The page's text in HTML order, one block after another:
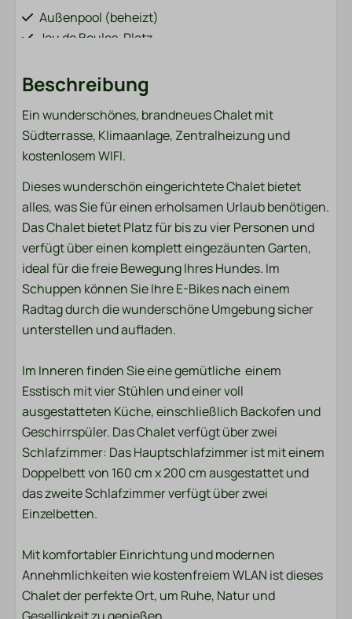
Außenpool (beheizt)
Jeu de Boules-Platz
Bar / Restaurant (vom 1. April bis 31. Oktober)
Spielplatz mit Seilbahn und Trampolin
Fischteich (neben dem Park)
Fahrradverleih (vom 1. April bis 31. Oktober)
Ladestationen für Elektroautos
Sportplatz (Fußball, Volleyball, Badminton)
Waschmaschine und Trockner (kostenpflichtig)
Badezimmer
Handtücher
Schlafzimmer
Unterhaltung
Smart-TV
Wi-Fi
Standort
Nachmittagssonne
Abendsonne
Freistehend
Ruhige Lage
Beschreibung
Ein wunderschönes, brandneues Chalet mit
Südterrasse, Klimaanlage, Zentralheizung und
kostenlosem WIFI.
Dieses wunderschön eingerichtete Chalet bietet
alles, was Sie für einen erholsamen Urlaub benötigen.
Das Chalet bietet Platz für bis zu vier Personen und
verfügt über einen komplett eingezäunten Garten,
ideal für die freie Bewegung Ihres Hundes. Im
Schuppen können Sie Ihre E-Bikes nach einem
Radtag durch die wunderschöne Umgebung sicher
unterstellen und aufladen.
Im Inneren finden Sie eine gemütliche einem
Esstisch mit vier Stühlen und einer voll
ausgestatteten Küche, einschließlich Backofen und
Geschirrspüler. Das Chalet verfügt über zwei
Schlafzimmer: Das Hauptschlafzimmer ist mit einem
Doppelbett von 160 cm x 200 cm ausgestattet und
das zweite Schlafzimmer verfügt über zwei
Einzelbetten.
Mit komfortabler Einrichtung und modernen
Annehmlichkeiten wie kostenfreiem WLAN ist dieses
Chalet der perfekte Ort, um Ruhe, Natur und